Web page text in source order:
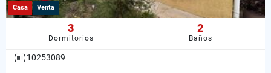
Casa Venta
3
Dormitorios
2
Baños
10253089